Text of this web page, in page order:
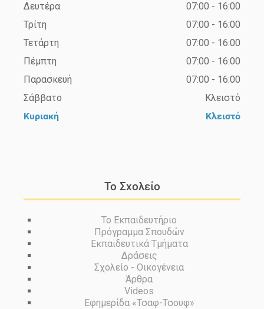
Δευτέρα
07:00 - 16:00
Τρίτη
07:00 - 16:00
Τετάρτη
07:00 - 16:00
Πέμπτη
07:00 - 16:00
Παρασκευή
07:00 - 16:00
Σάββατο
Κλειστό
Κυριακή
Κλειστό
Το Σχολείο
Το Εκπαιδευτήριο
Πρόγραμμα Σπουδών
Εκπαιδευτικά Τμήματα
Δράσεις
Σχολείο - Οικογένεια
Άρθρα
Videos
Εφημερίδα «Τσαφ-Τσουφ»